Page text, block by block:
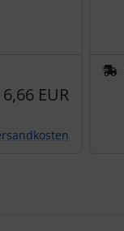
6,66 EUR